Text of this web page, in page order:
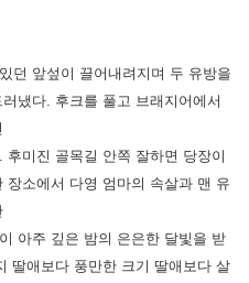
던 앞섶이 끌어내려지며 두 유방을
냈다. 후크를 풀고 브래지어에서
후미진 골목길 안쪽 잘하면 당장이
소에서 다영 엄마의 속살과 맨 유
아주 깊은 밤의 은은한 달빛을 받
딸애보다 풍만한 크기 딸애보다 살